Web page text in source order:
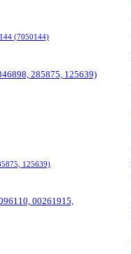
(7050144)
125639)